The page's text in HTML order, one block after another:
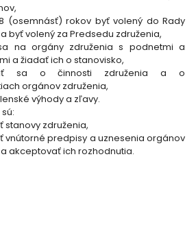
(osemnásť) rokov byť volený do Rady
byť volený za Predsedu združenia,
na orgány združenia s podnetmi a
a žiadať ich o stanovisko,
sa o činnosti združenia a o
orgánov združenia,
výhody a zľavy.
stanovy združenia,
vnútorné predpisy a uznesenia orgánov
akceptovať ich rozhodnutia.